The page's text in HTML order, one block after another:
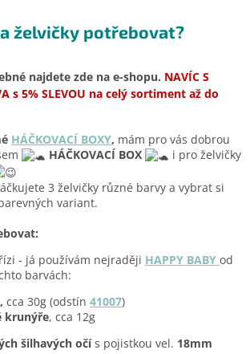
želvičky potřebovat?
najdete zde na e-shopu. NAVÍC S
s 5% SLEVOU na celý sortiment až do
HÁČKOVACÍ BOXY, mám pro vás dobrou
HÁČKOVACÍ BOX
i pro želvičky
3 želvičky různé barvy a vybrat si
variant.
- já používám nejraději HAPPY BABY od
barvách:
cca 30g (odstín 41007)
, cca 12g
šilhavých očís pojistkou vel. 18mm